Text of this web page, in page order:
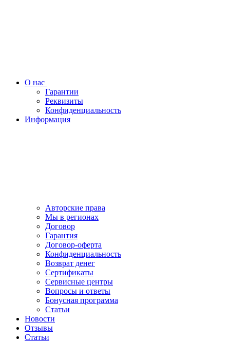
О нас
Гарантии
Реквизиты
Конфиденциальность
Информация
Авторские права
Мы в регионах
Договор
Гарантия
Договор-оферта
Конфиденциальность
Возврат денег
Сертификаты
Сервисные центры
Вопросы и ответы
Бонусная программа
Статьи
Новости
Отзывы
Статьи